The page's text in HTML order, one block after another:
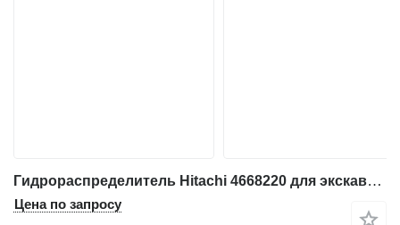
Гидрораспределитель Hitachi 4668220 для экскаватора Hitachi EX1200-6
Цена по запросу